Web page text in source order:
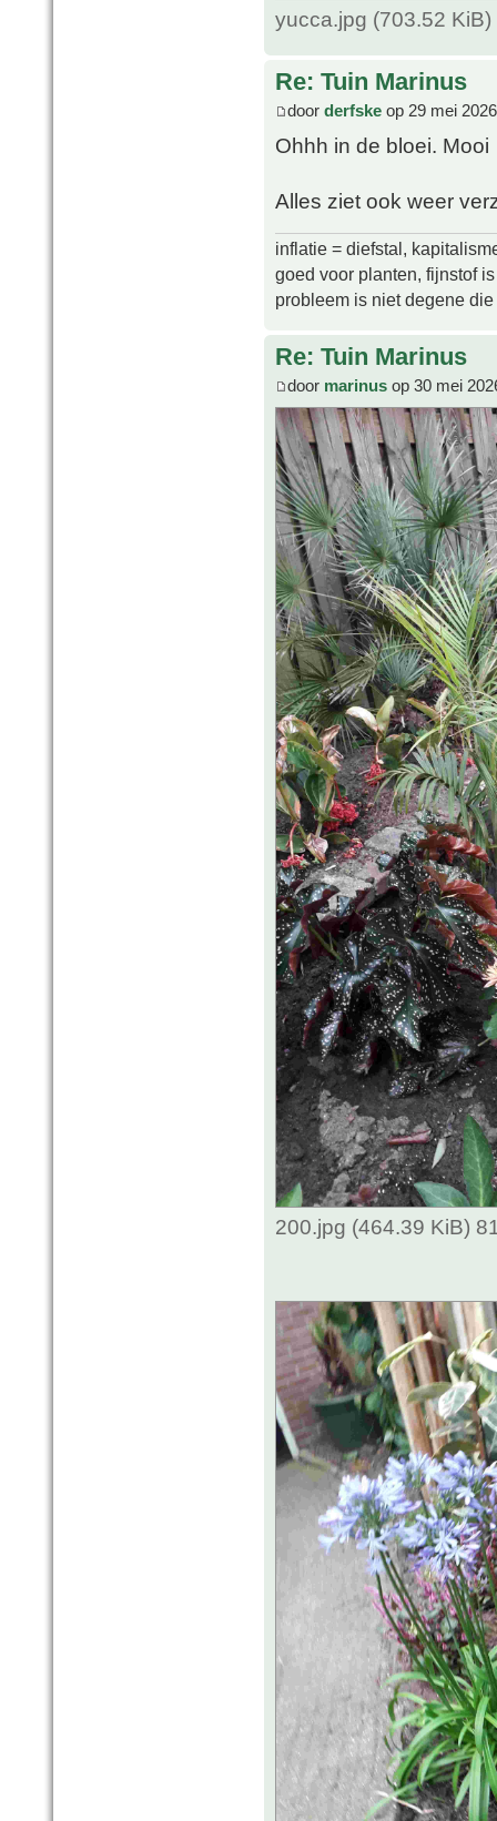
yucca.jpg (703.52
Re: Tuin Marinus
door derfske op 29 mei
Ohhh in de bloei. Mooi
Alles ziet ook weer
inflatie = diefstal,
goed voor planten, fijnstof
probleem is niet degene
Re: Tuin Marinus
door marinus op 30 mei
200.jpg (464.39 KiB)